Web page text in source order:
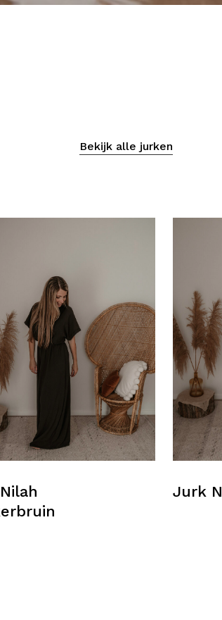
Bekijk alle jurken
Jurk